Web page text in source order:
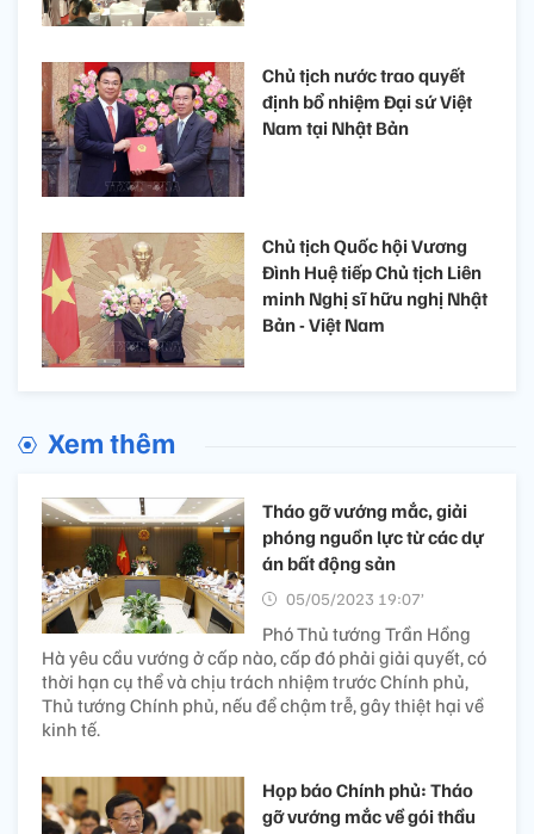
Chủ tịch nước trao quyết
định bổ nhiệm Đại sứ Việt
Nam tại Nhật Bản
Chủ tịch Quốc hội Vương
Đình Huệ tiếp Chủ tịch Liên
minh Nghị sĩ hữu nghị Nhật
Bản - Việt Nam
Xem thêm
Tháo gỡ vướng mắc, giải
phóng nguồn lực từ các dự
án bất động sản
05/05/2023 19:07’
Phó Thủ tướng Trần Hồng
Hà yêu cầu vướng ở cấp nào, cấp đó phải giải quyết, có
thời hạn cụ thể và chịu trách nhiệm trước Chính phủ,
Thủ tướng Chính phủ, nếu để chậm trễ, gây thiệt hại về
kinh tế.
Họp báo Chính phủ: Tháo
gỡ vướng mắc về gói thầu